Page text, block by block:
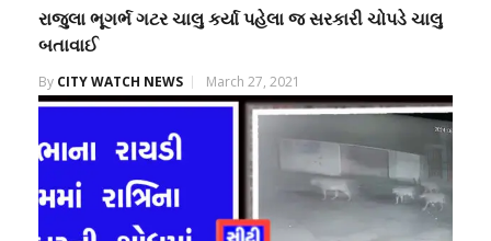
રાજુલા ભૂગર્ભ ગટર ચાલુ કર્યા પહેલા જ સરકારી ચોપડે ચાલુ
બતાવાઈ
By CITY WATCH NEWS March 27, 2021